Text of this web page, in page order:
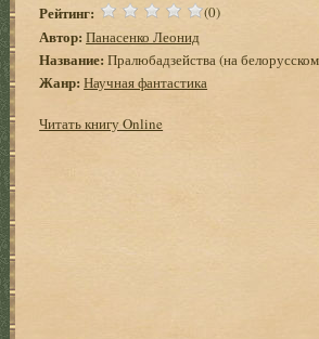
Рейтинг: (0)
Автор: Панасенко Леонид
Название: Пралюбадзейства (на
Жанр: Научная фантастика
Читать книгу Online